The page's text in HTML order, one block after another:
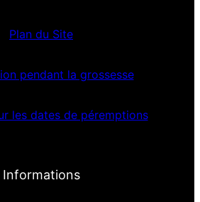
Plan du Site
pendant la grossesse
les dates de péremptions
Informations